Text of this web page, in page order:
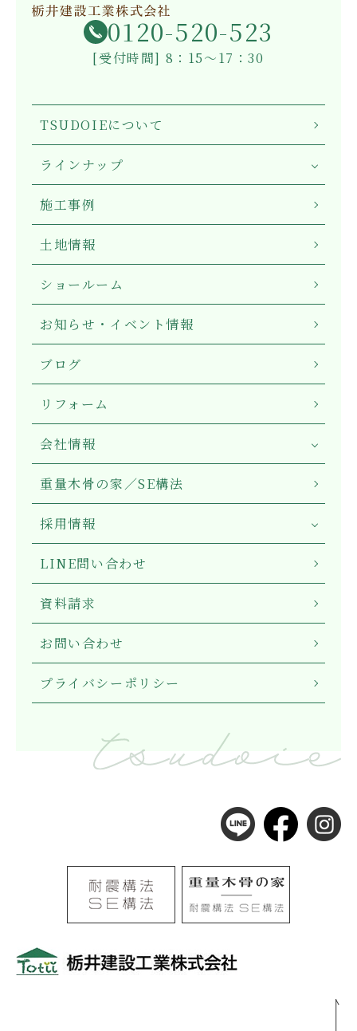
0120-520-523
[受付時間] 8：15～17：30
TSUDOIEについて
ラインナップ
施工事例
土地情報
ショールーム
お知らせ・イベント情報
ブログ
リフォーム
会社情報
重量木骨の家／SE構法
採用情報
LINE問い合わせ
資料請求
お問い合わせ
プライバシーポリシー